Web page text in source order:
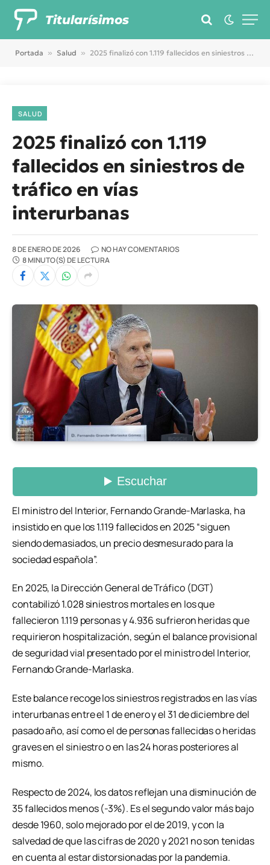
Titularísimos
Portada » Salud » 2025 finalizó con 1.119 fallecidos en siniestros de tráfico en vías interurbanas
SALUD
2025 finalizó con 1.119
fallecidos en siniestros de
tráfico en vías
interurbanas
8 DE ENERO DE 2026
NO HAY COMENTARIOS
8 MINUTO(S) DE LECTURA
El ministro del Interior, Fernando Grande-Marlaska, ha
insistido en que los 1.119 fallecidos en 2025 “siguen
siendo demasiados, un precio desmesurado para la
sociedad española”.
En 2025, la Dirección General de Tráfico (DGT)
contabilizó 1.028 siniestros mortales en los que
fallecieron 1.119 personas y 4.936 sufrieron heridas que
requirieron hospitalización, según el balance provisional
de seguridad vial presentado por el ministro del Interior,
Fernando Grande-Marlaska.
Este balance recoge los siniestros registrados en las vías
interurbanas entre el 1 de enero y el 31 de diciembre del
pasado año, así como el de personas fallecidas o heridas
graves en el siniestro o en las 24 horas posteriores al
mismo.
Respecto de 2024, los datos reflejan una disminución de
35 fallecidos menos (-3%). Es el segundo valor más bajo
desde 1960, solo mejorado por el de 2019, y con la
salvedad de que las cifras de 2020 y 2021 no son tenidas
en cuenta al estar distorsionadas por la pandemia.